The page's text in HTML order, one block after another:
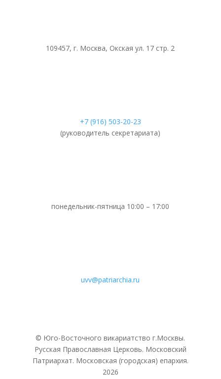
109457, г. Москва, Окская ул. 17 стр. 2
+7 (916) 503-20-23
(руководитель секретариата)
понедельник-пятница 10:00 – 17:00
uvv@patriarchia.ru
© Юго-Восточного викариатствo г.Москвы.
Русская Православная Церковь. Московский
Патриархат. Московская (городская) епархия.
2026